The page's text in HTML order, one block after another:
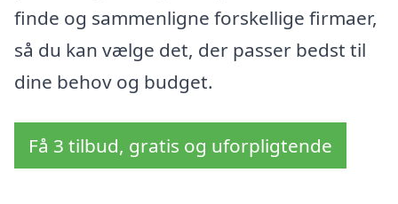
finde og sammenligne forskellige firmaer,
så du kan vælge det, der passer bedst til
dine behov og budget.
Få 3 tilbud, gratis og uforpligtende